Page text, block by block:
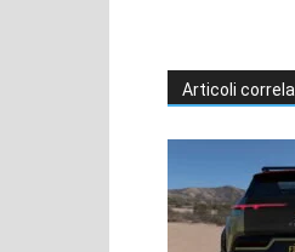
Articoli